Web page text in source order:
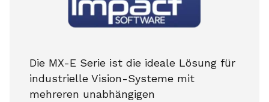
Die MX-E Serie ist die ideale Lösung für
industrielle Vision-Systeme mit
mehreren unabhängigen